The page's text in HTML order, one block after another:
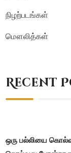
நிழற்படங்கள்
மௌலித்கள்
Recent
ஒரு பல்லியை